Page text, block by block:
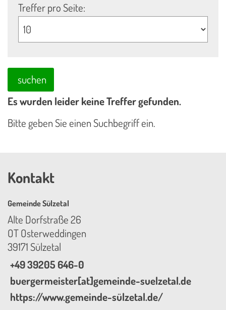
Treffer pro Seite:
suchen
Es wurden leider keine Treffer gefunden.
Bitte geben Sie einen Suchbegriff ein.
Kontakt
Gemeinde Sülzetal
Alte Dorfstraße 26
OT Osterweddingen
39171 Sülzetal
+49 39205 646-0
buergermeister[at]gemeinde-suelzetal.de
https://www.gemeinde-sülzetal.de/